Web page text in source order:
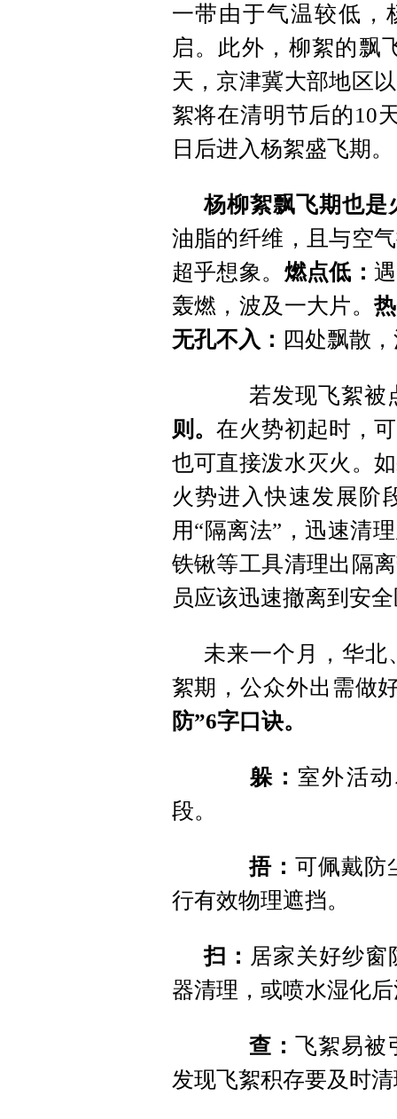
一带由于气温较低，
启。此外，柳絮的飘
天，京津冀大部地区
絮将在清明节后的10
日后进入杨絮盛飞期。
杨柳絮飘飞期也是
油脂的纤维，且与空
超乎想象。 燃点低：
轰燃，波及一大片。
无孔不入： 四处飘散
若发现飞絮被
则。在火势初起时，
也可直接泼水灭火。
火势进入快速发展阶
用“隔离法”，迅速清
铁锹等工具清理出隔
员应该迅速撤离到安
未来一个月，华
絮期，公众外出需做
防”6字口诀。
躲： 室外活
段。
捂： 可佩戴防
行有效物理遮挡。
扫： 居家关好纱
器清理，或喷水湿化
查： 飞絮易被
发现飞絮积存要及时